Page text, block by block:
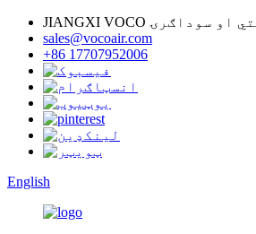
sales@vocoair.com
+86 17707952006
English